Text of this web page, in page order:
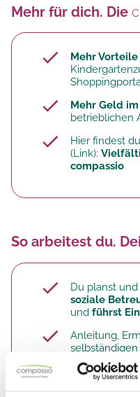
Mehr für dich. Die
Mehr
Mehr Geld
betrieblichen
Hier findest
(Link):
compassio
So arbeitest du.
Du planst
soziale
und führst
Anleitung,
des